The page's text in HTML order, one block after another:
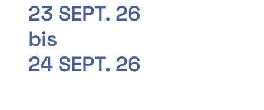
23 SEPT. 26
bis
24 SEPT. 26